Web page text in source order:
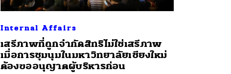
Internal Affairs
เสรีภาพที่ถูกจำกัดสิทธิไม่ใช่เสรีภาพ
เมื่อการชุมนุมในมหาวิทยาลัยเชียงใหม่
ต้องขออนุญาตผู้บริหารก่อน